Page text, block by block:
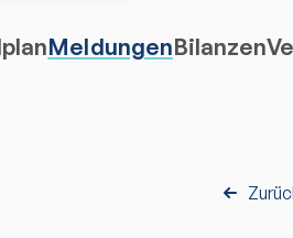
MeldungenBilanzen